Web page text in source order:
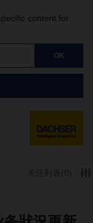
content for
OK
关注列表 (0)